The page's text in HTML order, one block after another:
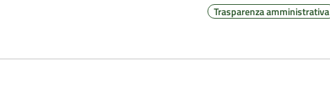
Trasparenza amministrativa